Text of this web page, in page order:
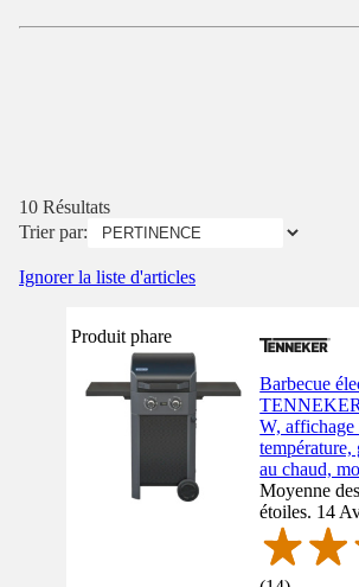
10 Résultats
Trier par:
Ignorer la liste d'articles
Produit phare
Barbecue
W, affichage
au chaud,
Moyenne
étoiles. 14